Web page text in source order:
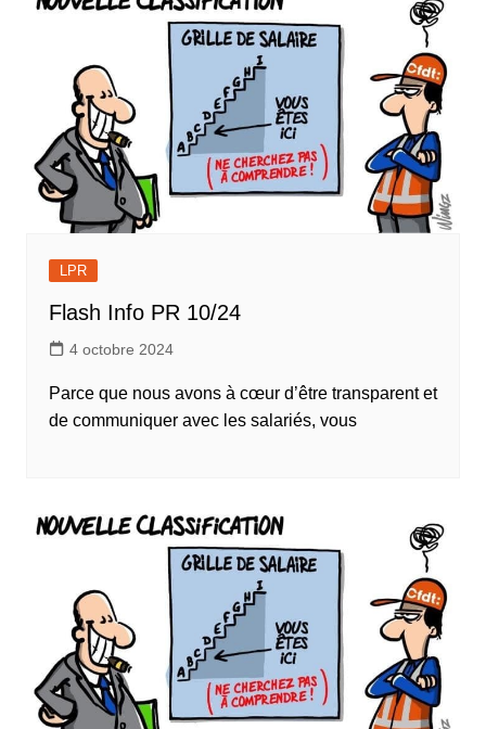
LPR
Flash Info PR 10/24
4 octobre 2024
Parce que nous avons à cœur d’être transparent et
de communiquer avec les salariés, vous